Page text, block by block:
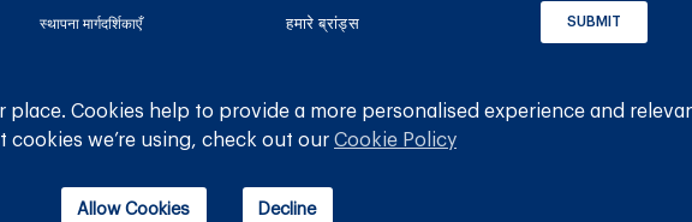
स्थापना मार्गदर्शिकाएँ हमारे ब्रांड्स
गटर मेशो
पाइपलाइन
SUBMIT
place. Cookies help to provide a more personalised experience and
we’re using, check out our Cookie Policy
Decline
Allow Cookies